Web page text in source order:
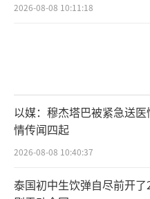
2026-08-08 10:11:18
以媒：穆杰塔巴被紧急送
情传闻四起
2026-08-08 10:40:37
泰国初中生饮弹自尽前开